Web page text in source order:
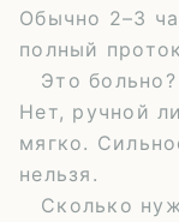
Обычно 2–3
полный
Это больно?
Нет, ручной
мягко.
нельзя.
Сколько